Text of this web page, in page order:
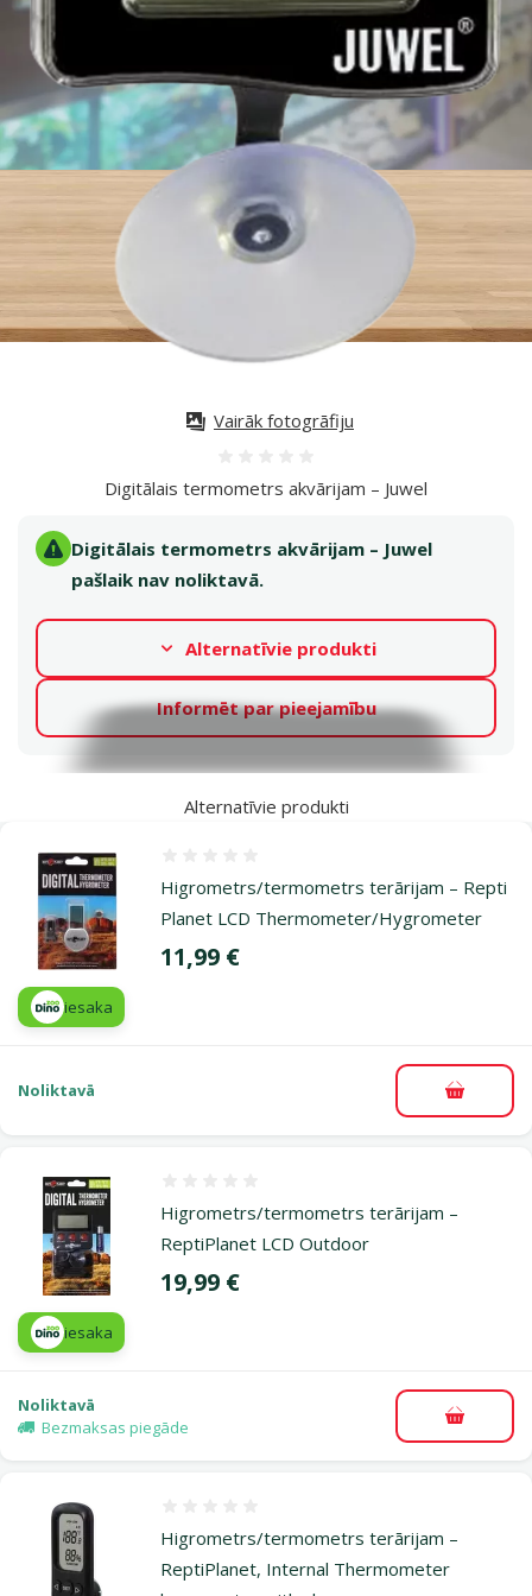
Digitālais termometrs akvārijam – Juwel
Digitālais termometrs akvārijam – Juwel
pašlaik nav noliktavā.
Alternatīvie produkti
Informēt par pieejamību
Vairāk fotogrāfiju
Alternatīvie produkti
Higrometrs/termometrs terārijam – Repti
Planet LCD Thermometer/Hygrometer
Cena
11,99 €
iesaka
Noliktavā
Higrometrs/termometrs terārijam –
ReptiPlanet LCD Outdoor
Cena
19,99 €
iesaka
Noliktavā
Bezmaksas piegāde
Higrometrs/termometrs terārijam –
ReptiPlanet, Internal Thermometer